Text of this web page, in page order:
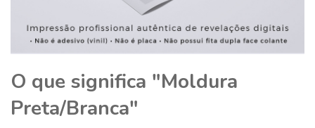
O que significa "Moldura
Preta/Branca"